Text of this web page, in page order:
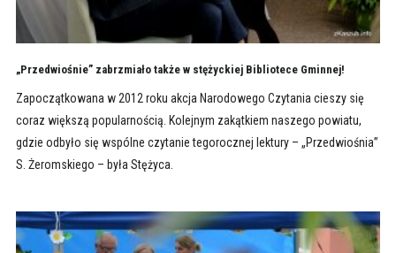
„Przedwiośnie” zabrzmiało także w stężyckiej Bibliotece Gminnej!
Zapoczątkowana w 2012 roku akcja Narodowego Czytania cieszy się
coraz większą popularnością. Kolejnym zakątkiem naszego powiatu,
gdzie odbyło się wspólne czytanie tegorocznej lektury – „Przedwiośnia”
S. Żeromskiego – była Stężyca.